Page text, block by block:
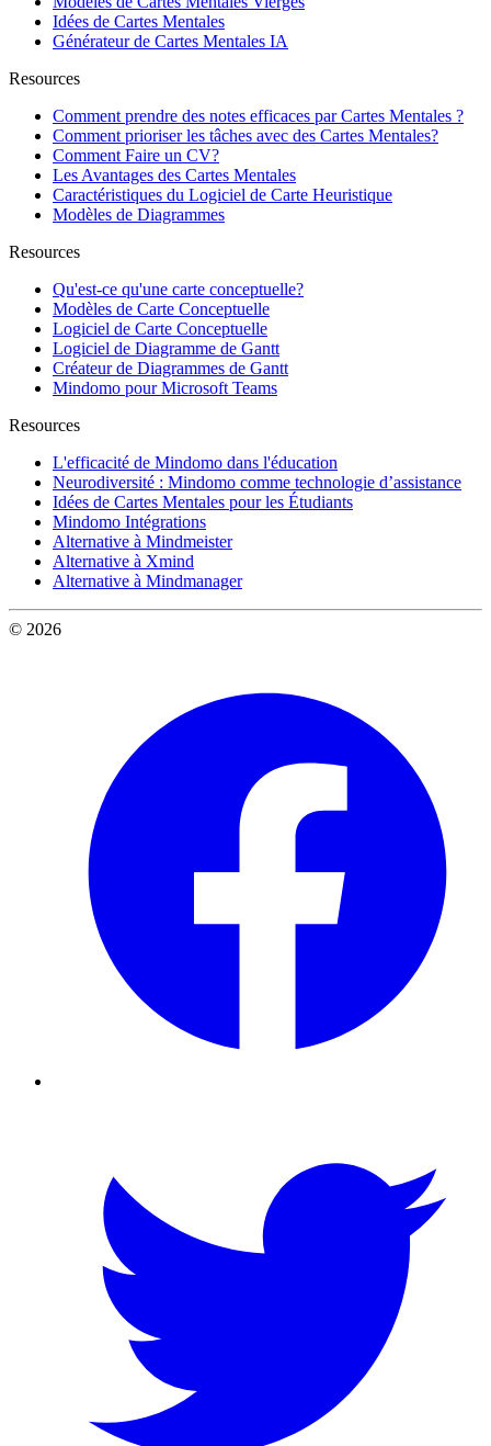
Idées de Cartes Mentales
Générateur de Cartes Mentales IA
Resources
Comment prendre des notes efficaces par Cartes Mentales ?
Comment prioriser les tâches avec des Cartes Mentales?
Comment Faire un CV?
Les Avantages des Cartes Mentales
Caractéristiques du Logiciel de Carte Heuristique
Modèles de Diagrammes
Resources
Qu'est-ce qu'une carte conceptuelle?
Modèles de Carte Conceptuelle
Logiciel de Carte Conceptuelle
Logiciel de Diagramme de Gantt
Créateur de Diagrammes de Gantt
Mindomo pour Microsoft Teams
Resources
L'efficacité de Mindomo dans l'éducation
Neurodiversité : Mindomo comme technologie d’assistance
Idées de Cartes Mentales pour les Étudiants
Mindomo Intégrations
Alternative à Mindmeister
Alternative à Xmind
Alternative à Mindmanager
© 2026